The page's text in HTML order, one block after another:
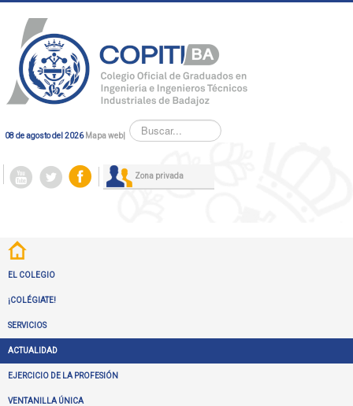
08 de agosto del 2026 Mapa web|
Buscar...
Zona privada
EL COLEGIO
¡COLÉGIATE!
SERVICIOS
ACTUALIDAD
EJERCICIO DE LA PROFESIÓN
VENTANILLA ÚNICA